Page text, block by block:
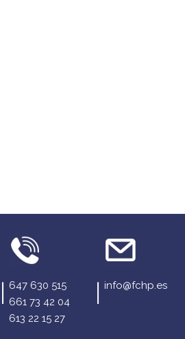
647 630 515
661 73 42 04
613 22 15 27
info@fchp.es